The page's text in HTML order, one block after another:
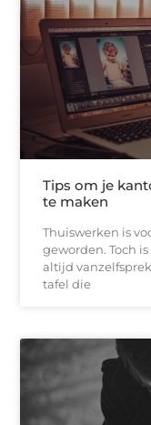
Tips om je
te maken
Thuiswerken is
geworden. Toch
altijd
tafel die